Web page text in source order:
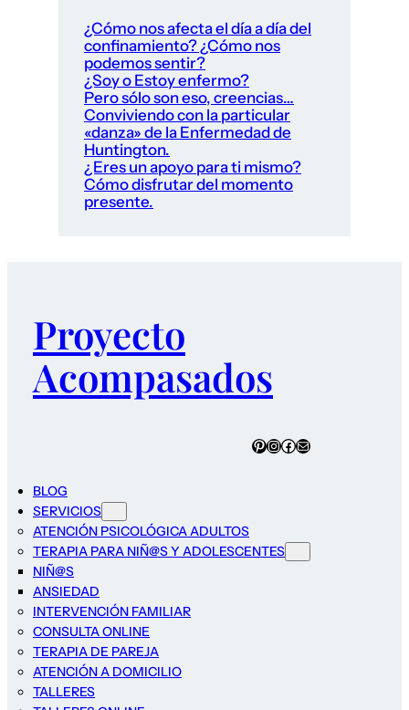
¿Cómo nos afecta el día a día del
confinamiento? ¿Cómo nos
podemos sentir?
¿Soy o Estoy enfermo?
Pero sólo son eso, creencias…
Conviviendo con la particular
«danza» de la Enfermedad de
Huntington.
¿Eres un apoyo para ti mismo?
Cómo disfrutar del momento
presente.
Proyecto
Acompasados
Pinterest
Instagram
Facebook
Correo electrónico
BLOG
SERVICIOS
ATENCIÓN PSICOLÓGICA ADULTOS
TERAPIA PARA NIÑ@S Y ADOLESCENTES
NIÑ@S
ANSIEDAD
INTERVENCIÓN FAMILIAR
CONSULTA ONLINE
TERAPIA DE PAREJA
ATENCIÓN A DOMICILIO
TALLERES